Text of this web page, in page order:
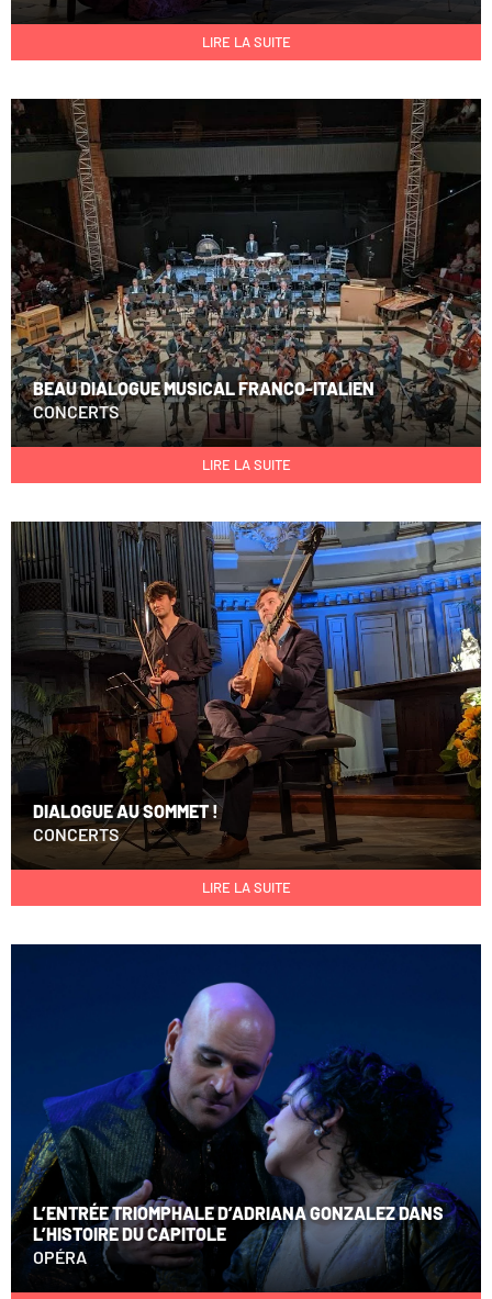
LIRE LA SUITE
BEAU DIALOGUE MUSICAL FRANCO-ITALIEN
CONCERTS
LIRE LA SUITE
DIALOGUE AU SOMMET !
CONCERTS
LIRE LA SUITE
L’ENTRÉE TRIOMPHALE D’ADRIANA GONZALEZ DANS
L’HISTOIRE DU CAPITOLE
OPÉRA